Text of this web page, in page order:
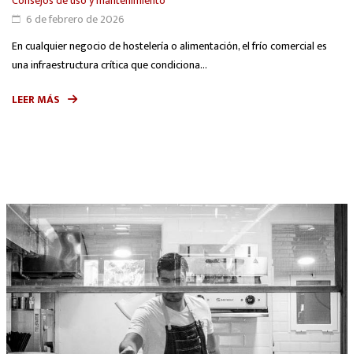
6 de febrero de 2026
En cualquier negocio de hostelería o alimentación, el frío comercial es
una infraestructura crítica que condiciona...
LEER MÁS